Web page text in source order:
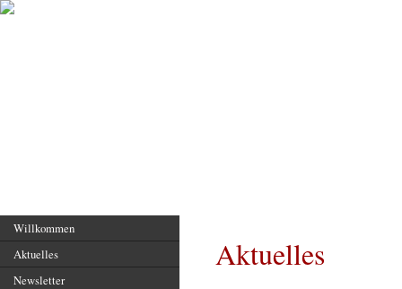
Aktuelles
Willkommen
Aktuelles
Newsletter